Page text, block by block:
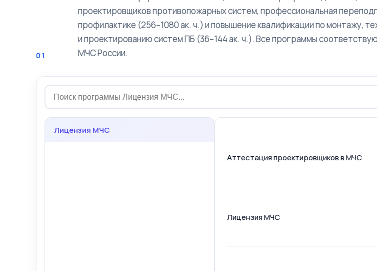
01
проектировщиков противопожарных систем, профессиональная
профилактике (256–1080 ак. ч.) и повышение квалификации по монтажу,
и проектированию систем ПБ (36–144 ак. ч.). Все программы
МЧС России.
Лицензия МЧС
Аттестация проектировщиков в МЧС
Лицензия МЧС